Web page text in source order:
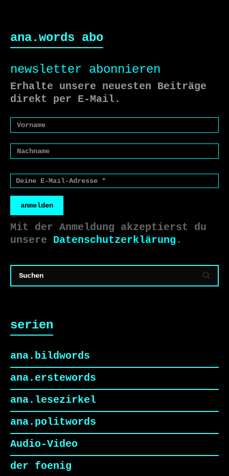
ana.words abo
newsletter abonnieren
Erhalte unsere neuesten Beiträge
direkt per E-Mail.
anmelden
Mit der Anmeldung akzeptierst du
unsere Datenschutzerklärung .
serien
ana.bildwords
ana.erstewords
ana.lesezirkel
ana.politwords
Audio-Video
der foenig